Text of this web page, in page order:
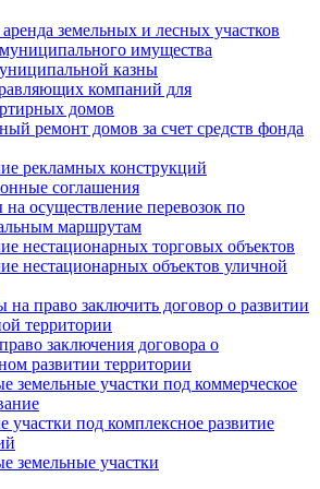
земельных и лесных участков
имущества
казны
компаний для
домов
ремонт домов за счет средств фонда
рекламных конструкций
соглашения
осуществление перевозок по
маршрутам
нестационарных торговых объектов
нестационарных объектов уличной
право заключить договор о развитии
территории
заключения договора о
развитии территории
земельные участки под коммерческое
участки под комплексное развитие
земельные участки